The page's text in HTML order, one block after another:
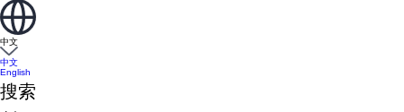
中文
中文
English
搜索